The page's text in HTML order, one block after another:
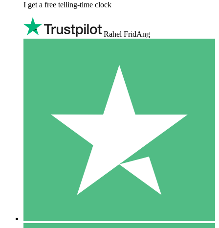
I get a free telling-time clock
Rahel FridAng